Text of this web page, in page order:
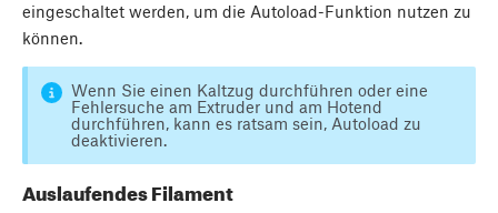
eingeschaltet werden, um die Autoload-Funktion nutzen zu
können.
Wenn Sie einen Kaltzug durchführen oder eine
Fehlersuche am Extruder und am Hotend
durchführen, kann es ratsam sein, Autoload zu
deaktivieren.
Auslaufendes Filament